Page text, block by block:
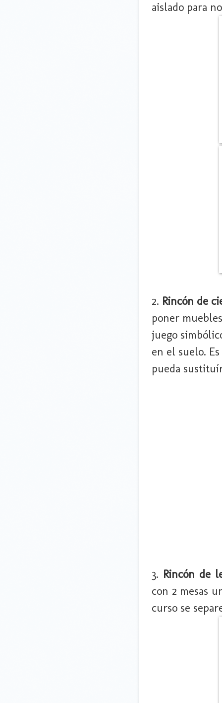
aislado para
2. Rincón de
poner
juego
en el suelo.
pueda
3. Rincón de
con 2 mesas
curso se